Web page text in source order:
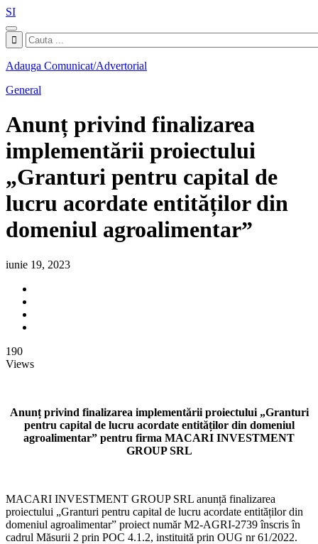
SI
Adauga Comunicat/Advertorial
General
Anunț privind finalizarea
implementării proiectului
„Granturi pentru capital de
lucru acordate entităților din
domeniul agroalimentar”
iunie 19, 2023
190
Views
Anunț privind finalizarea implementării proiectului „Granturi
pentru capital de lucru acordate entităților din domeniul
agroalimentar” pentru firma MACARI INVESTMENT
GROUP SRL
MACARI INVESTMENT GROUP SRL anunță finalizarea
proiectului „Granturi pentru capital de lucru acordate entităților din
domeniul agroalimentar” proiect număr M2-AGRI-2739 înscris în
cadrul Măsurii 2 prin POC 4.1.2, instituită prin OUG nr 61/2022.